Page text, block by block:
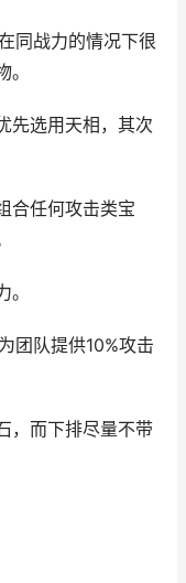
同战力的情况下很
先选用天相，其次
合任何攻击类宝
团队提供10%攻击
，而下排尽量不带